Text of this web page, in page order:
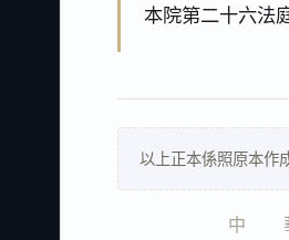
本院第二十六法
以上正本係照原本作
中　　